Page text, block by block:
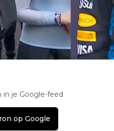
in je Google-feed
op Google